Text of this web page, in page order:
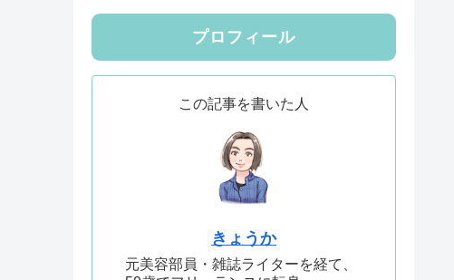
プロフィール
この記事を書いた人
きょうか
元美容部員・雑誌ライターを経て、